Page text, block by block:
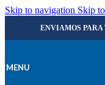
Skip to navigation Skip
ENVIAMOS
MENU